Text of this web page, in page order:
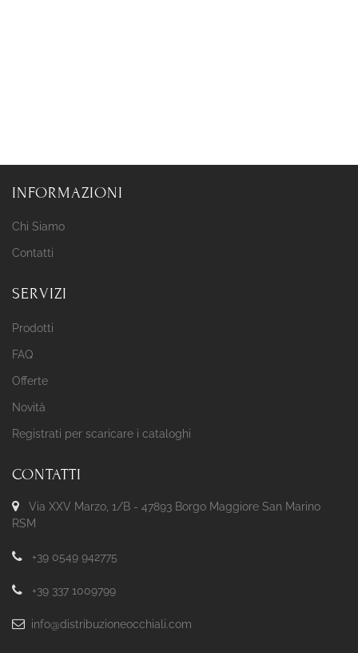
INFORMAZIONI
Chi Siamo
Contatti
SERVIZI
Prodotti
FAQ
Offerte
Novità
Registrati per scaricare i cataloghi
CONTATTI
Via XXV Marzo, 1/B - 47893 Borgo Maggiore San Marino
RSM
+39 0549 942775
+39 337 1009799
info@distribuzioneocchiali.com